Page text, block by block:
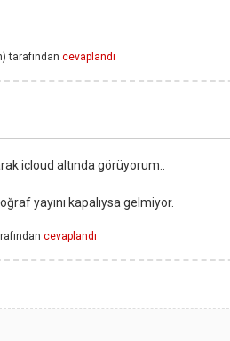
tarafından cevaplandı
icloud altında görüyorum..
yayını kapalıysa gelmiyor.
cevaplandı